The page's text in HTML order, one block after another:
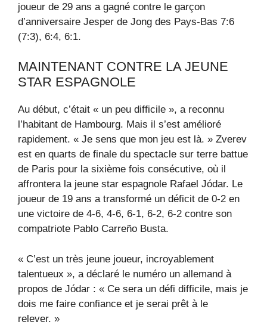
joueur de 29 ans a gagné contre le garçon
d’anniversaire Jesper de Jong des Pays-Bas 7:6
(7:3), 6:4, 6:1.
MAINTENANT CONTRE LA JEUNE
STAR ESPAGNOLE
Au début, c’était « un peu difficile », a reconnu
l’habitant de Hambourg. Mais il s’est amélioré
rapidement. « Je sens que mon jeu est là. » Zverev
est en quarts de finale du spectacle sur terre battue
de Paris pour la sixième fois consécutive, où il
affrontera la jeune star espagnole Rafael Jódar. Le
joueur de 19 ans a transformé un déficit de 0-2 en
une victoire de 4-6, 4-6, 6-1, 6-2, 6-2 contre son
compatriote Pablo Carreño Busta.
« C’est un très jeune joueur, incroyablement
talentueux », a déclaré le numéro un allemand à
propos de Jódar : « Ce sera un défi difficile, mais je
dois me faire confiance et je serai prêt à le
relever. »